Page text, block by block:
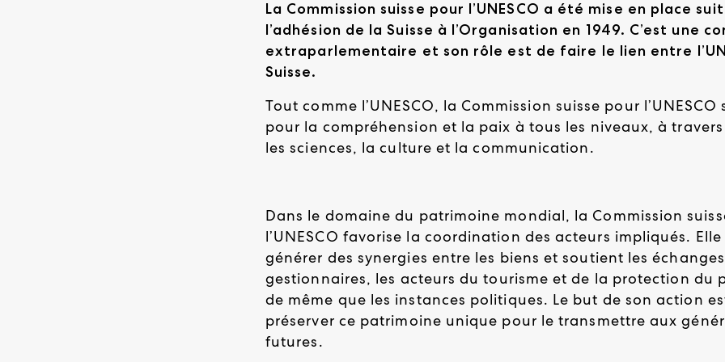
La Commission suisse pour l’UNESCO a été mise en place
l’adhésion de la Suisse à l’Organisation en 1949. C’est une
extraparlementaire et son rôle est de faire le lien entre
Suisse.
Tout comme l’UNESCO, la Commission suisse pour l’UNESCO
pour la compréhension et la paix à tous les niveaux, à
les sciences, la culture et la communication.
Dans le domaine du patrimoine mondial, la Commission
l’UNESCO favorise la coordination des acteurs impliqués.
générer des synergies entre les biens et soutient les
gestionnaires, les acteurs du tourisme et de la protection du
de même que les instances politiques. Le but de son action
préserver ce patrimoine unique pour le transmettre aux
futures.